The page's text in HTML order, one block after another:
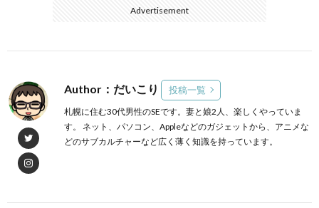
Advertisement
Author：だいこり 投稿一覧
札幌に住む30代男性のSEです。妻と娘2人、楽しくやっていま
す。 ネット、パソコン、Appleなどのガジェットから、アニメな
どのサブカルチャーなど広く薄く知識を持っています。